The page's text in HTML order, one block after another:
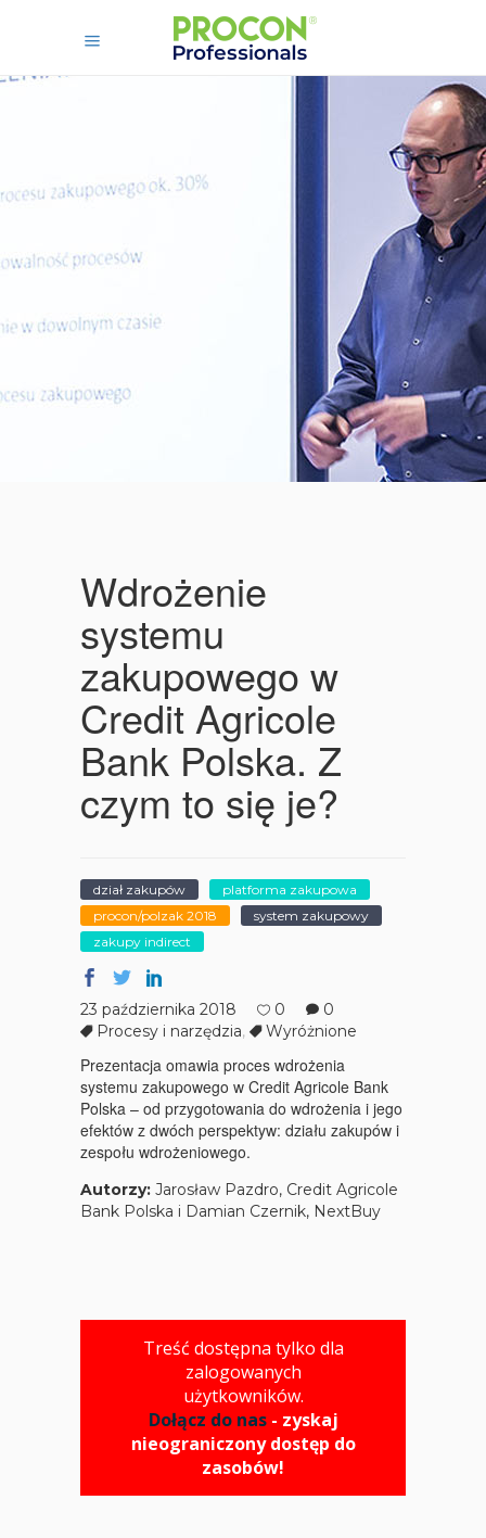
Wdrożenie
systemu
zakupowego w
Credit Agricole
Bank Polska. Z
czym to się je?
dział zakupów
platforma zakupowa
procon/polzak 2018
system zakupowy
zakupy indirect
23 października 2018 0
0
Procesy i narzędzia, Wyróżnione
Prezentacja omawia proces wdrożenia
systemu zakupowego w Credit Agricole Bank
Polska – od przygotowania do wdrożenia i jego
efektów z dwóch perspektyw: działu zakupów i
zespołu wdrożeniowego.
Autorzy: Jarosław Pazdro, Credit Agricole
Bank Polska i Damian Czernik, NextBuy
Treść dostępna tylko dla
zalogowanych
użytkowników.
Dołącz do nas- zyskaj
nieograniczony dostęp do
zasobów!